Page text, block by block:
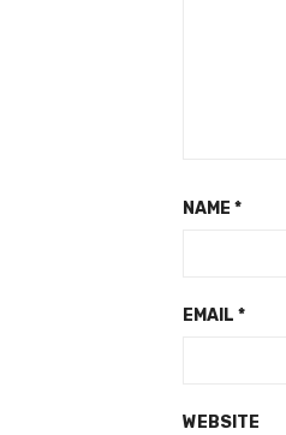
NAME *
EMAIL *
WEBSITE